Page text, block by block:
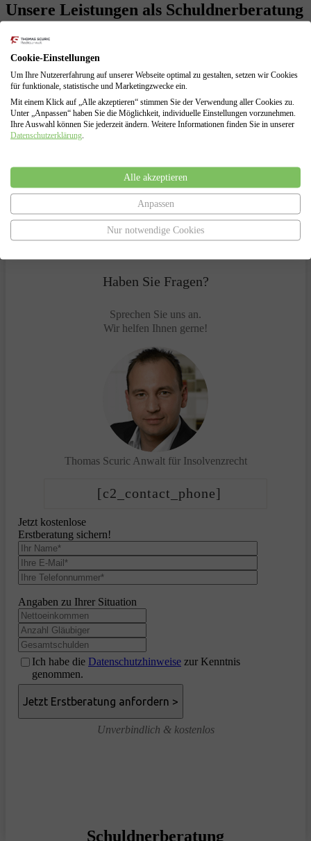
Unsere Leistungen als Schuldnerberatung
allen Problemen einer finanziellen Krise vertraut und können diese
für Sie lösen.
Schuldenberatung für Verbraucher und Selbstständige
Führung sämtlicher Verhandlungen mit den Gläubigern
Erarbeitung von Lösungen zur Vermeidung des
Insolvenzantragsstellung und Begleitung durch das
Vertretung gegenüber dem Insolvenzgericht und dem
Haben Sie Fragen?
Sprechen Sie uns an.
Wir helfen Ihnen gerne!
Thomas Scuric Anwalt für Insolvenzrecht
[c2_contact_phone]
Jetzt kostenlose
Erstberatung sichern!
Angaben zu Ihrer Situation
Ich habe die Datenschutzhinweise zur Kenntnis
genommen.
Unverbindlich & kostenlos
Schuldnerberatung
Cookie-Einstellungen
Um Ihre Nutzererfahrung auf unserer Webseite optimal zu gestalten, setzen wir Cookies
für funktionale, statistische und Marketingzwecke ein.
Mit einem Klick auf „Alle akzeptieren“ stimmen Sie der Verwendung aller Cookies zu.
Unter „Anpassen“ haben Sie die Möglichkeit, individuelle Einstellungen vorzunehmen.
Ihre Auswahl können Sie jederzeit ändern. Weitere Informationen finden Sie in unserer
Datenschutzerklärung
Alle akzeptieren
Anpassen
Nur notwendige Cookies